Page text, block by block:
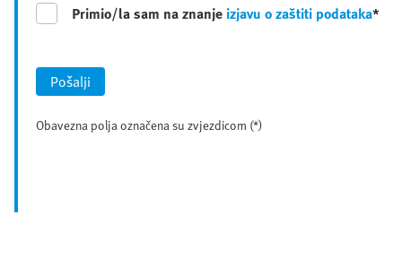
Primio/la sam na znanje izjavu o zaštiti podataka*
Pošalji
Obavezna polja označena su zvjezdicom (*)